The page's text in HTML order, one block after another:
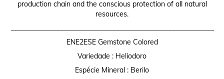
production chain and the conscious protection of all natural
resources.
ENE2ESE Gemstone Colored
Variedade : Heliodoro
Espécie Mineral : Berilo